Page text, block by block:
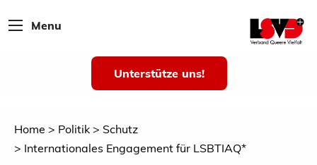
Menu
Unterstütze uns!
Home Politik
Schutz
Internationales Engagement für LSBTIAQ*